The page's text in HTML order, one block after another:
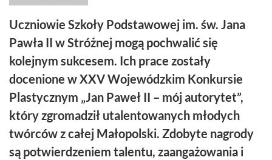
Uczniowie Szkoły Podstawowej im. św. Jana
Pawła II w Stróżnej mogą pochwalić się
kolejnym sukcesem. Ich prace zostały
docenione w XXV Wojewódzkim Konkursie
Plastycznym „Jan Paweł II – mój autorytet”,
który zgromadził utalentowanych młodych
twórców z całej Małopolski. Zdobyte nagrody
są potwierdzeniem talentu, zaangażowania i